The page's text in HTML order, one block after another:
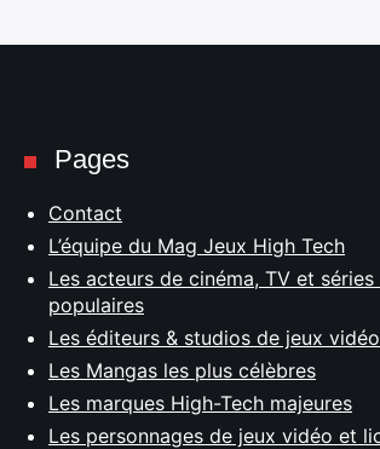
Pages
Contact
L’équipe du Mag Jeux High Tech
Les acteurs de cinéma, TV et séries
populaires
Les éditeurs & studios de jeux
Les Mangas les plus célèbres
Les marques High-Tech majeures
Les personnages de jeux vidéo et